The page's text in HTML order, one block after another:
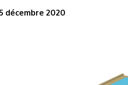
décembre 2020